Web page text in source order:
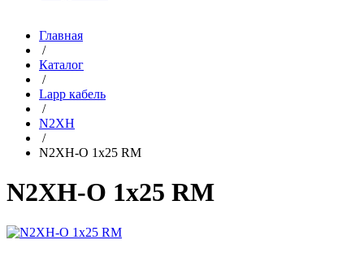
Главная
/
Каталог
/
Lapp кабель
/
N2XH
/
N2XH-O 1x25 RM
N2XH-O 1x25 RM